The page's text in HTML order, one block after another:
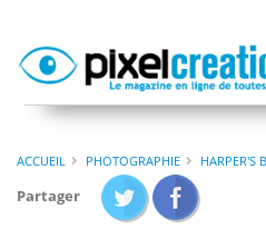
ACCUEIL PHOTOGRAPHIE HARPER'S
Partager